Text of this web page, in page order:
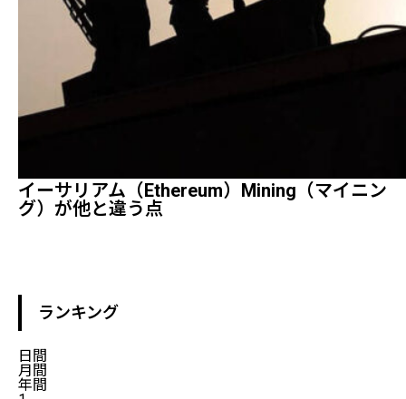
イーサリアム（Ethereum）mining（マイニン
グ）が他と違う点
ランキング
日間
月間
年間